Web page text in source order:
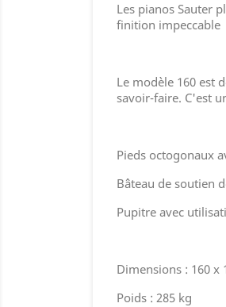
Les pianos Sauter
finition impeccable
Le modèle 160 est
savoir-faire. C'est
Pieds octogonaux
Bâteau de soutien
Pupitre avec
Dimensions : 160 x
Poids : 285 kg